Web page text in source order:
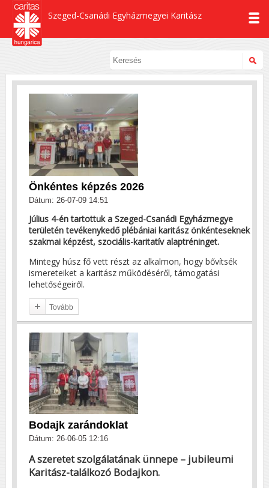
Szeged-Csanádi Egyházmegyei Karitász
Önkéntes képzés 2026
Dátum: 26-07-09 14:51
Július 4-én tartottuk a Szeged-Csanádi Egyházmegye
területén tevékenykedő plébániai karitász önkénteseknek
szakmai képzést, szociális-karitatív alaptréninget.
Mintegy húsz fő vett részt az alkalmon, hogy bővítsék
ismereteiket a karitász működéséről, támogatási
lehetőségeiről.
Tovább
Bodajk zarándoklat
Dátum: 26-06-05 12:16
A szeretet szolgálatának ünnepe – jubileumi
Karitász-találkozó Bodajkon.